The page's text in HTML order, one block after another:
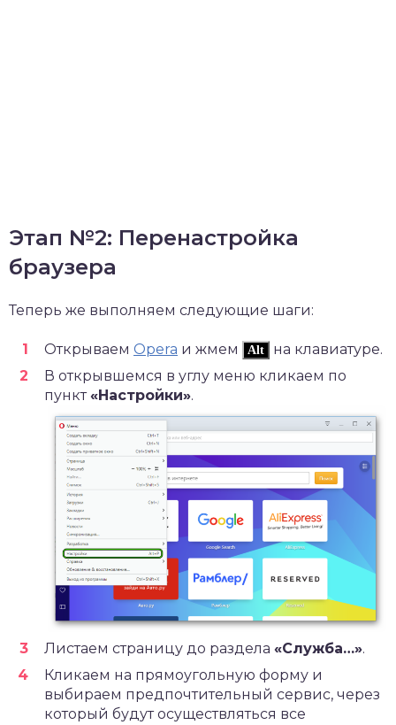
Этап №2: Перенастройка
браузера
Теперь же выполняем следующие шаги:
Открываем Opera и жмем Alt
на клавиатуре.
В открывшемся в углу меню кликаем по
пункт«Настройки».
Листаем страницу до раздела «Служба…».
Кликаем на прямоугольную форму и
выбираем предпочтительный сервис, через
который будут осуществляться все